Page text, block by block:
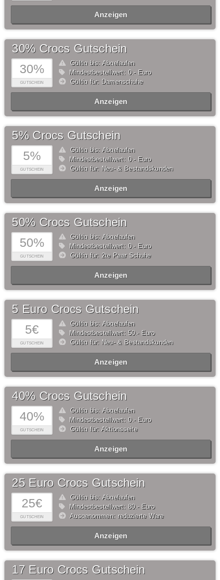
Anzeigen
30%
GUTSCHEIN
30% Crocs Gutschein
Gültig bis: Abgelaufen
Mindestbestellwert: 0,- Euro
Gültig für: Damenschuhe
Anzeigen
5%
GUTSCHEIN
5% Crocs Gutschein
Gültig bis: Abgelaufen
Mindestbestellwert: 0,- Euro
Gültig für: Neu- & Bestandskunden
Anzeigen
50%
GUTSCHEIN
50% Crocs Gutschein
Gültig bis: Abgelaufen
Mindestbestellwert: 0,- Euro
Gültig für: 2te Paar Schuhe
Anzeigen
5€
GUTSCHEIN
5 Euro Crocs Gutschein
Gültig bis: Abgelaufen
Mindestbestellwert: 50,- Euro
Gültig für: Neu- & Bestandskunden
Anzeigen
40%
GUTSCHEIN
40% Crocs Gutschein
Gültig bis: Abgelaufen
Mindestbestellwert: 0,- Euro
Gültig für: Aktionsseite
Anzeigen
25€
GUTSCHEIN
25 Euro Crocs Gutschein
Gültig bis: Abgelaufen
Mindestbestellwert: 80,- Euro
Ausgenommen: reduzierte Ware
Anzeigen
17 Euro Crocs Gutschein